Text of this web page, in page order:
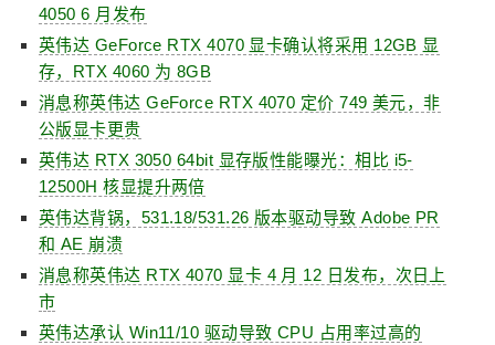
4050 6 月发布
英伟达 GeForce RTX 4070 显卡确认将采用 12GB 显
存，RTX 4060 为 8GB
消息称英伟达 GeForce RTX 4070 定价 749 美元，非
公版显卡更贵
英伟达 RTX 3050 64bit 显存版性能曝光：相比 i5-
12500H 核显提升两倍
英伟达背锅，531.18/531.26 版本驱动导致 Adobe PR
和 AE 崩溃
消息称英伟达 RTX 4070 显卡 4 月 12 日发布，次日上
市
英伟达承认 Win11/10 驱动导致 CPU 占用率过高的